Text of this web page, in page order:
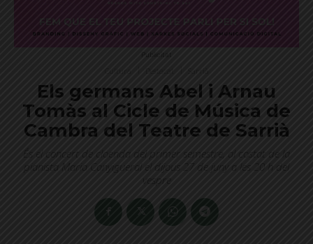
Publicitat
Els germans Abel i Arnau
Tomàs al Cicle de Música de
Cambra del Teatre de Sarrià
És el concert de cloenda del primer semestre, al costat de la
pianista Maria Canyigueral el dijous 27 de juny a les 20 h del
vespre